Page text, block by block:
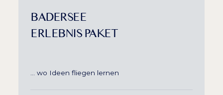
BADERSEE
ERLEBNIS PAKET
… wo Ideen fliegen lernen